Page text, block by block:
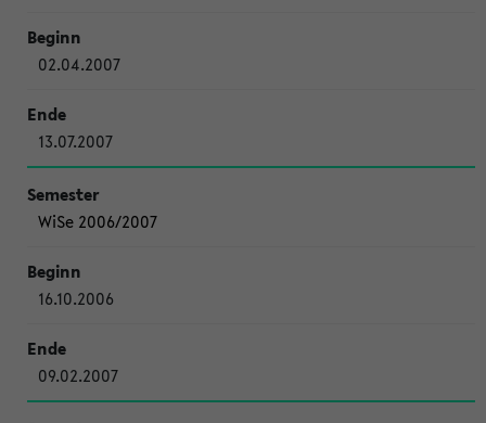
02.04.2007
13.07.2007
WiSe 2006/2007
16.10.2006
09.02.2007